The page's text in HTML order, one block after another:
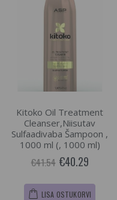
Kitoko Oil Treatment
Cleanser,Niisutav
Sulfaadivaba Šampoon ,
1000 ml (, 1000 ml)
€41.54 €40.29
LISA OSTUKORVI